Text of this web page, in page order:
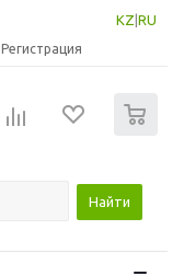
KZ RU
Регистрация
Найти